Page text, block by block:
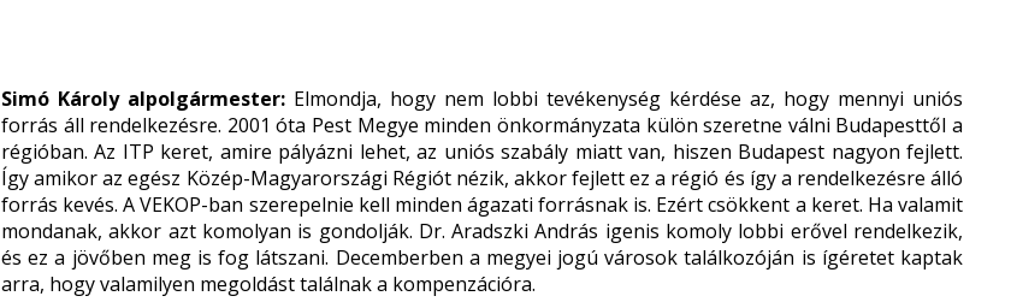
Simó Károly alpolgármester: Elmondja, hogy nem lobbi tevékenység kérdése az, hogy mennyi uniós
forrás áll rendelkezésre. 2001 óta Pest Megye minden önkormányzata külön szeretne válni Budapesttől a
régióban. Az ITP keret, amire pályázni lehet, az uniós szabály miatt van, hiszen Budapest nagyon fejlett.
Így amikor az egész Közép-Magyarországi Régiót nézik, akkor fejlett ez a régió és így a rendelkezésre álló
forrás kevés. A VEKOP-ban szerepelnie kell minden ágazati forrásnak is. Ezért csökkent a keret. Ha valamit
mondanak, akkor azt komolyan is gondolják. Dr. Aradszki András igenis komoly lobbi erővel rendelkezik,
és ez a jövőben meg is fog látszani. Decemberben a megyei jogú városok találkozóján is ígéretet kaptak
arra, hogy valamilyen megoldást találnak a kompenzációra.